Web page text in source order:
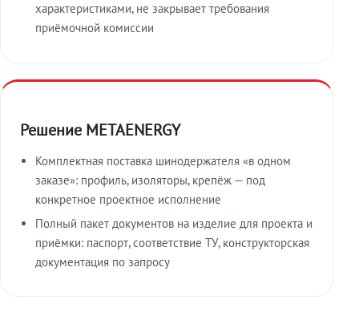
характеристиками, не закрывает требования
приёмочной комиссии
Решение METAENERGY
Комплектная поставка шинодержателя «в одном
заказе»: профиль, изоляторы, крепёж — под
конкретное проектное исполнение
Полный пакет документов на изделие для проекта и
приёмки: паспорт, соответствие ТУ, конструкторская
документация по запросу